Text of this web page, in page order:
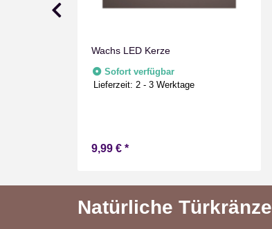
Wachs LED Kerze
Sofort verfügbar
Lieferzeit: 2 - 3 Werktage
9,99 € *
Natürliche Türkränze